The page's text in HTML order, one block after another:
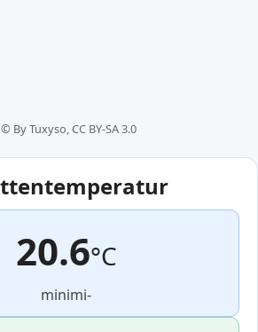
© By Tuxyso, CC BY-SA 3.0
20.6°C
minimi-